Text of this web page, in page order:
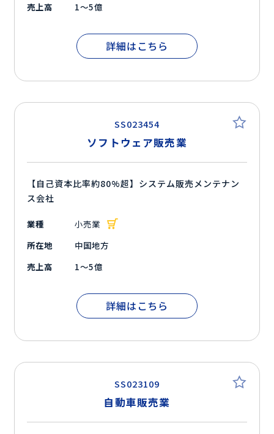
売上高
1～5億
詳細はこちら
SS023454
ソフトウェア販売業
【自己資本比率約80%超】システム販売メンテナン
ス会社
業種
小売業
所在地
中国地方
売上高
1～5億
詳細はこちら
SS023109
自動車販売業